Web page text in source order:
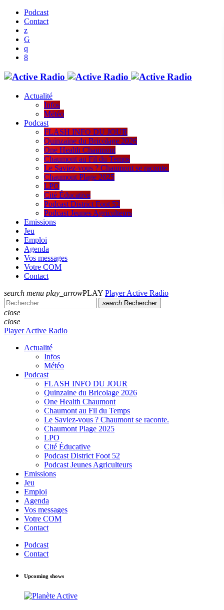
Podcast
Contact
Actualité
Infos
Météo
Podcast
FLASH INFO DU JOUR
Quinzaine du Bricolage 2026
One Health Chaumont
Chaumont au Fil du Temps
Le Saviez-vous ? Chaumont se raconte.
Chaumont Plage 2025
LPO
Cité Éducative
Podcast District Foot 52
Podcast Jeunes Agriculteurs
Emissions
Jeu
Emploi
Agenda
Vos messages
Votre COM
Contact
search menu play_arrowPLAY Player Active Radio
search Rechercher
close
close
Player Active Radio
Actualité
Infos
Météo
Podcast
FLASH INFO DU JOUR
Quinzaine du Bricolage 2026
One Health Chaumont
Chaumont au Fil du Temps
Le Saviez-vous ? Chaumont se raconte.
Chaumont Plage 2025
LPO
Cité Éducative
Podcast District Foot 52
Podcast Jeunes Agriculteurs
Emissions
Jeu
Emploi
Agenda
Vos messages
Votre COM
Contact
Podcast
Contact
Upcoming shows